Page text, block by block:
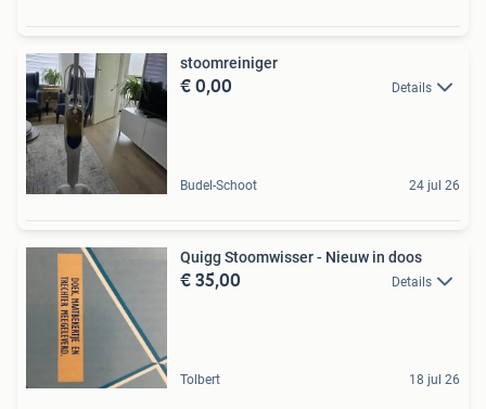
stoomreiniger
€ 0,00 Details
Budel-Schoot 24 jul 26
Quigg Stoomwisser - Nieuw in doos
€ 35,00 Details
Tolbert 18 jul 26